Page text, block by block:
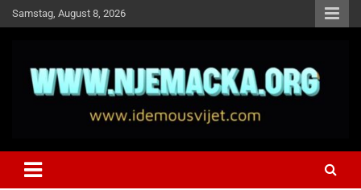
Skip
to
Samstag, August 8, 2026
Idemo u Svijet-Njemacka!